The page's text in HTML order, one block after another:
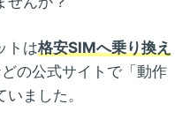
トは格安SIMへ乗り換え
の公式サイトで「動作
ました。